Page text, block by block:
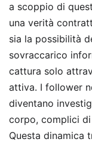
a scoppio di
una verità
sia la possibilità
sovraccarico
cattura solo
attiva. I follower
diventano
corpo, complici
Questa dinamica